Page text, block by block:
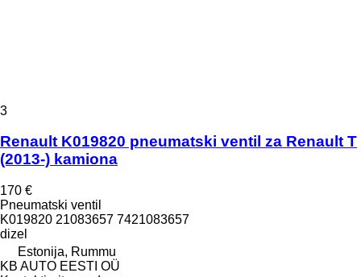
3
Renault K019820 pneumatski ventil za Renault T
(2013-) kamiona
170 €
Pneumatski ventil
K019820 21083657 7421083657
dizel
Estonija, Rummu
KB AUTO EESTI OÜ